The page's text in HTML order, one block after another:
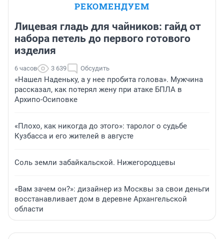
РЕКОМЕНДУЕМ
Лицевая гладь для чайников: гайд от
набора петель до первого готового
изделия
6 часов 3 639 Обсудить
«Нашел Наденьку, а у нее пробита голова». Мужчина
рассказал, как потерял жену при атаке БПЛА в
Архипо-Осиповке
«Плохо, как никогда до этого»: таролог о судьбе
Кузбасса и его жителей в августе
Соль земли забайкальской. Нижегородцевы
«Вам зачем он?»: дизайнер из Москвы за свои деньги
восстанавливает дом в деревне Архангельской
области